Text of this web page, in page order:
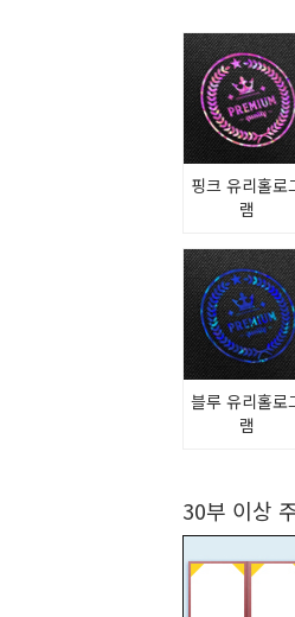
핑크 유리홀로
램
블루 유리홀로
램
30부 이상